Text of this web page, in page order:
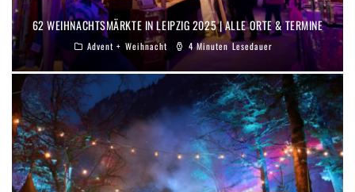
62 WEIHNACHTSMÄRKTE IN LEIPZIG 2025 | ALLE ORTE & TERMINE
Advent + Weihnacht 4 Minuten Lesedauer